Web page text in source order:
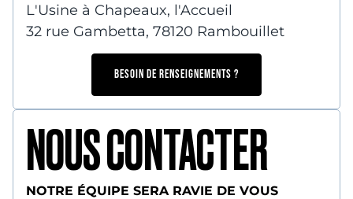
L'Usine à Chapeaux, l'Accueil
32 rue Gambetta, 78120 Rambouillet
BESOIN DE RENSEIGNEMENTS ?
NOUS CONTACTER
NOTRE ÉQUIPE SERA RAVIE DE VOUS